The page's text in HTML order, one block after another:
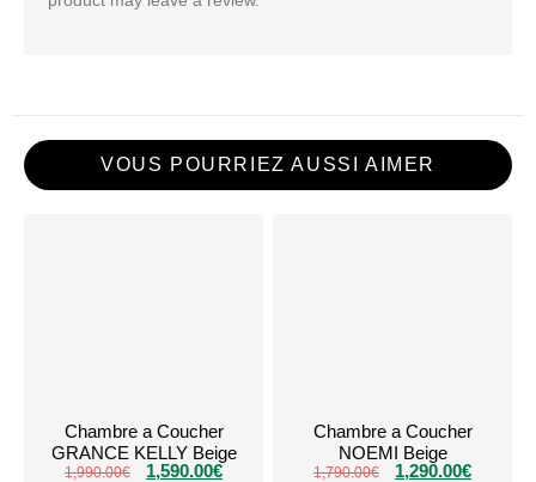
VOUS POURRIEZ AUSSI AIMER
Chambre a Coucher
GRANCE KELLY Beige
1,990.00€ 1,590.00€
Chambre a Coucher
NOEMI Beige
1,790.00€ 1,290.00€